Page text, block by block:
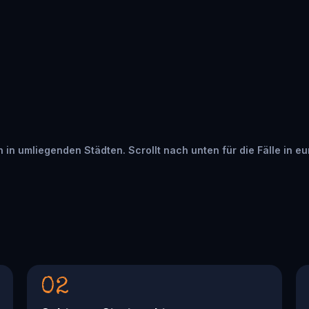
in umliegenden Städten. Scrollt nach unten für die Fälle in
02